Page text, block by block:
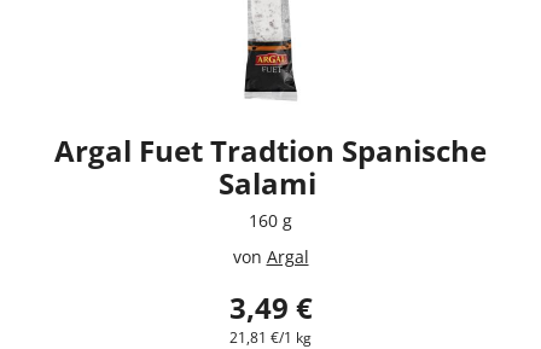
Argal Fuet Tradtion Spanische
Salami
160 g
von Argal
3,49 €
21,81 €/1 kg